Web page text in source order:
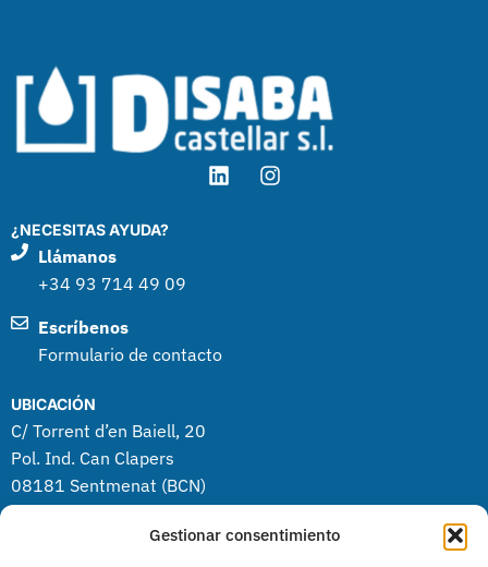
Gestionar consentimiento
¿NECESITAS AYUDA?
Llámanos
+34 93 714 49 09
Escríbenos
Formulario de contacto
UBICACIÓN
C/ Torrent d’en Baiell, 20
Pol. Ind. Can Clapers
08181 Sentmenat (BCN)